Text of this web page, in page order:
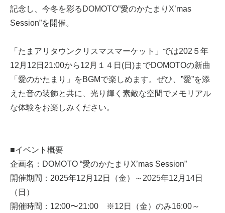
記念し、今冬を彩るDOMOTO”愛のかたまりX’mas
Session”を開催。
「たまアリタウンクリスマスマーケット」では202５年
12月12日21:00から12月１４日(日)までDOMOTOの新曲
「愛のかたまり」をBGMで楽しめます。ぜひ、”愛”を添
えた音の装飾と共に、光り輝く素敵な空間でメモリアル
な体験をお楽しみください。
■イベント概要
企画名：DOMOTO “愛のかたまりX’mas Session”
開催期間：2025年12月12日（金）～2025年12月14日
（日）
開催時間：12:00〜21:00 ※12日（金）のみ16:00～